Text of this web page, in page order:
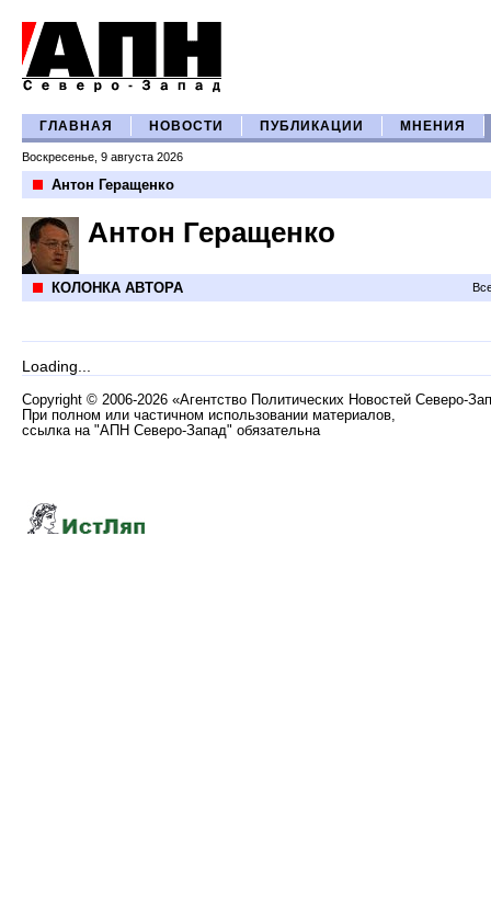
ГЛАВНАЯ НОВОСТИ ПУБЛИКАЦИИ МНЕНИЯ
Воскресенье, 9 августа 2026
Антон Геращенко
Антон Геращенко
КОЛОНКА АВТОРА
Loading...
Copyright © 2006-2026 «Агентство Политических Новостей Северо-
При полном или частичном использовании материалов,
ссылка на "АПН Северо-Запад" обязательна